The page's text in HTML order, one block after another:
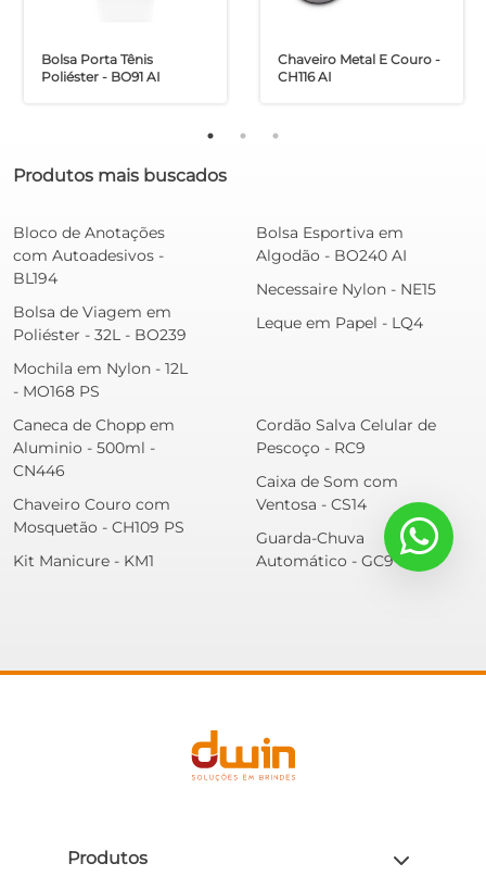
Bolsa Porta Tênis
Poliéster - BO91 AI
Chaveiro Metal E Couro -
CH116 AI
Produtos mais buscados
Bloco de Anotações
com Autoadesivos -
BL194
Bolsa de Viagem em
Poliéster - 32L - BO239
Mochila em Nylon - 12L
- MO168 PS
Bolsa Esportiva em
Algodão - BO240 AI
Necessaire Nylon - NE15
Leque em Papel - LQ4
Caneca de Chopp em
Aluminio - 500ml -
CN446
Chaveiro Couro com
Mosquetão - CH109 PS
Kit Manicure - KM1
Cordão Salva Celular de
Pescoço - RC9
Caixa de Som com
Ventosa - CS14
Guarda-Chuva
Automático - GC9
Produtos